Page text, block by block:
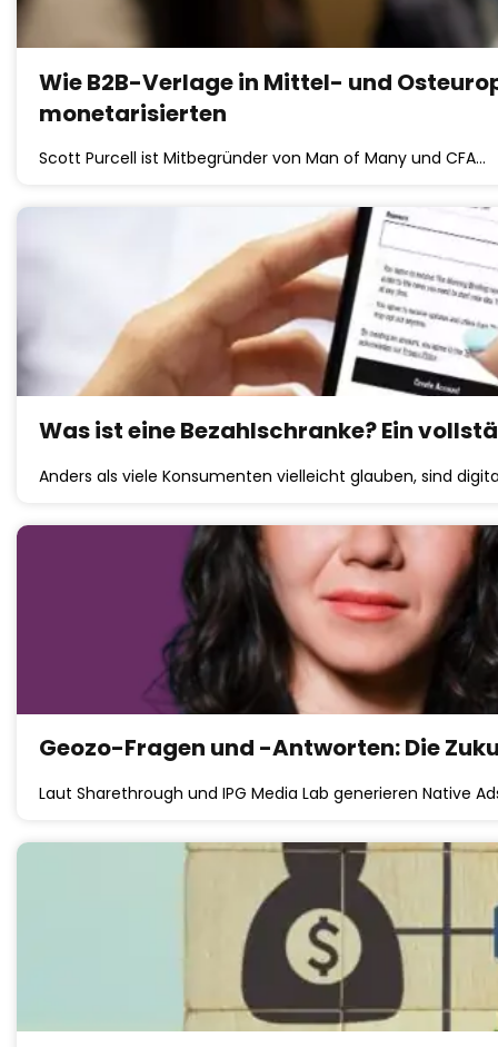
Wie B2B-Verlage in Mittel- und
monetarisierten
Scott Purcell ist Mitbegründer von Man of Many und CFA…
Was ist eine Bezahlschranke? Ein
Anders als viele Konsumenten vielleicht glauben, sind
Geozo-Fragen und -Antworten: Die
Laut Sharethrough und IPG Media Lab generieren Native